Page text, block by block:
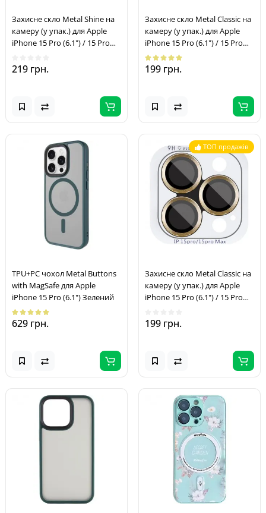
Захисне скло Metal Shine на
камеру (у упак.) для Apple
iPhone 15 Pro (6.1") / 15 Pro
219 грн.
Захисне скло Metal Classic на
камеру (у упак.) для Apple
iPhone 15 Pro (6.1") / 15 Pro
Max (6.7") Срібний / Silver
199 грн.
TPU+PC чохол Metal Buttons
with MagSafe для Apple
iPhone 15 Pro (6.1") Зелений
629 грн.
ТОП продажів
Захисне скло Metal Classic на
камеру (у упак.) для Apple
iPhone 15 Pro (6.1") / 15 Pro
199 грн.